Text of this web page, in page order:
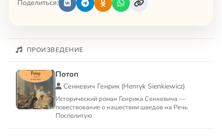
Поделиться:
ПРОИЗВЕДЕНИЕ
Потоп
Сенкевич Генрик (Henryk Sienkiewicz)
Исторический роман Генрика Сенкевича —
повествование о нашествии шведов на Речь
Посполитую